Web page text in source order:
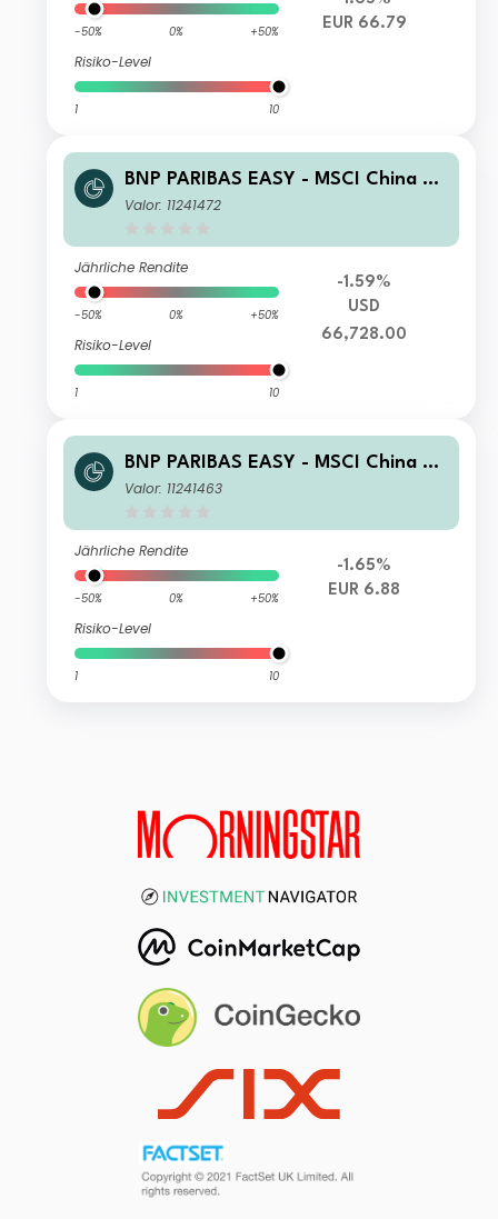
-50% 0% +50%
Risiko-Level
1 10
EUR 66.79
BNP PARIBAS EASY - MSCI China Mi
n TE Track X Capitalisation
Valor: 11241472
Jährliche Rendite
-50% 0% +50%
Risiko-Level
1 10
-1.59%
USD
66,728.00
BNP PARIBAS EASY - MSCI China Mi
n TE UCITS ETF EUR Acculumation
Valor: 11241463
Jährliche Rendite
-50% 0% +50%
Risiko-Level
1 10
-1.65%
EUR 6.88